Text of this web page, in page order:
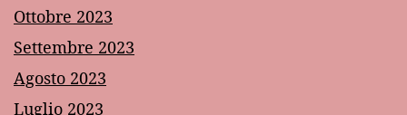
Ottobre 2023
Settembre 2023
Agosto 2023
Luglio 2023